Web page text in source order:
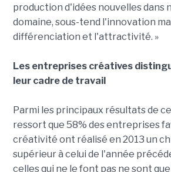
production d'idées nouvelles dans
domaine, sous-tend l'innovation
différenciation et l'attractivité. »
Les entreprises créatives
leur cadre de travail
Parmi les principaux résultats de
ressort que 58% des entreprises
créativité ont réalisé en 2013 un
supérieur à celui de l'année
celles qui ne le font pas ne sont